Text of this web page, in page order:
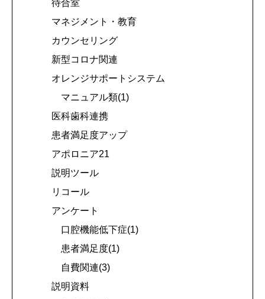
待合室
マネジメント・教育
カウンセリング
新型コロナ関連
オレンジサポートシステム
マニュアル類(1)
医科歯科連携
患者満足度アップ
アポロニア21
説明ツール
リコール
アンケート
口腔機能低下症(1)
患者満足度(1)
自費関連(3)
説明資料